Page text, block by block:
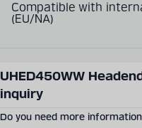
Compatible with
(EU/NA)
SEND PRODUCT INQUIRY
UHED450WW
inquiry
Do you need more